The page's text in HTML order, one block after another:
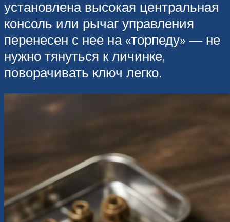
установлена высокая центральная
консоль или рычаг управления
перенесен с нее на «торпеду» — не
нужно тянуться к личинке,
поворачивать ключ легко.